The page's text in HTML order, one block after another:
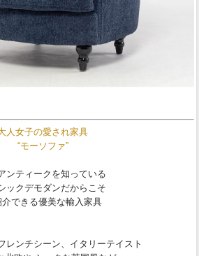
人女子の愛され家具
“モーソファ”
ンティークを知っている
ックデモダンだからこそ
介できる優美な輸入家具
レンチシーン、イタリーテイスト